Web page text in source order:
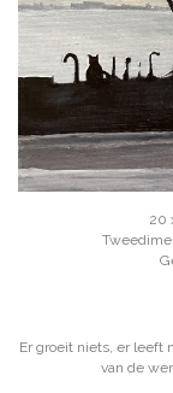
20
Er groeit niets, er leeft
van de